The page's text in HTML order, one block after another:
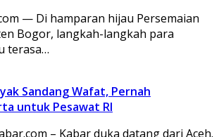
— Di hamparan hijau Persemaian
Bogor, langkah-langkah para
terasa…
Sandang Wafat, Pernah
untuk Pesawat RI
– Kabar duka datang dari Aceh.